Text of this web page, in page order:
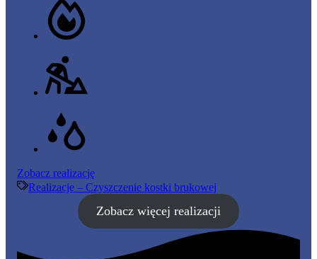
Zobacz realizacjęCzyszczenie
kostki
brukowej
–
Realizacje – Czyszczenie kostki brukowej
Zobacz więcej realizacji